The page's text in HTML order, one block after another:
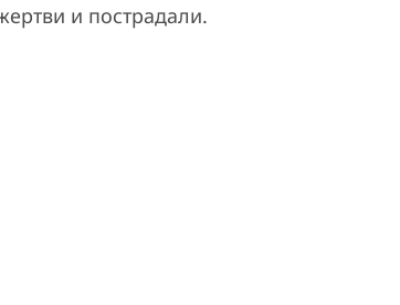
и пострадали.